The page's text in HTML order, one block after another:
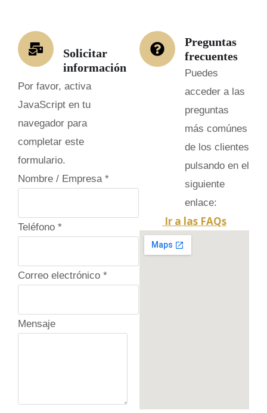
Solicitar
información
Por favor, activa
JavaScript en tu
navegador para
completar este
formulario.
Nombre / Empresa *
Teléfono *
E
p
r
M
Correo electrónico *
Mensaje
Preguntas
frecuentes
Puedes
acceder a las
preguntas
más comúnes
de los clientes
pulsando en el
siguiente
enlace:
Ir a las FAQs